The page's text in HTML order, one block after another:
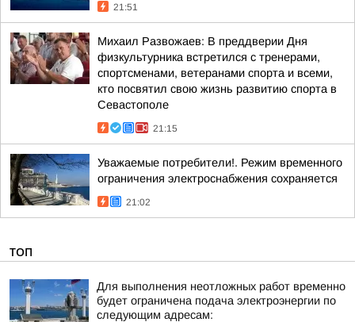
21:51
Михаил Развожаев: В преддверии Дня
физкультурника встретился с тренерами,
спортсменами, ветеранами спорта и всеми,
кто посвятил свою жизнь развитию спорта в
Севастополе
21:15
Уважаемые потребители!. Режим временного
ограничения электроснабжения сохраняется
21:02
ТОП
Для выполнения неотложных работ временно
будет ограничена подача электроэнергии по
следующим адресам: